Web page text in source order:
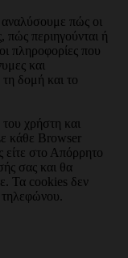
αναλύσουμε πώς οι
πώς περιηγούνται ή
πληροφορίες που
και
δομή και το
χρήστη και
κάθε Browser
είτε στο Απόρρητο
σας και θα
Τα cookies δεν
τηλεφώνου.